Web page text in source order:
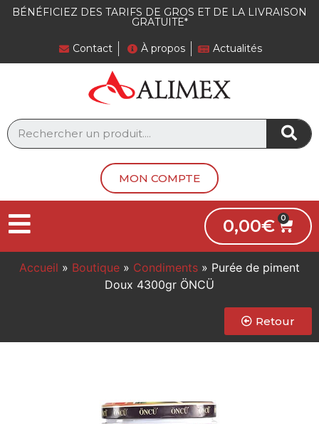
BÉNÉFICIEZ DES TARIFS DE GROS ET DE LA LIVRAISON
GRATUITE*
Contact À propos Actualités
MON COMPTE
0,00€
Accueil » Boutique » Condiments » Purée de piment
Doux 4300gr ÖNCÜ
Retour